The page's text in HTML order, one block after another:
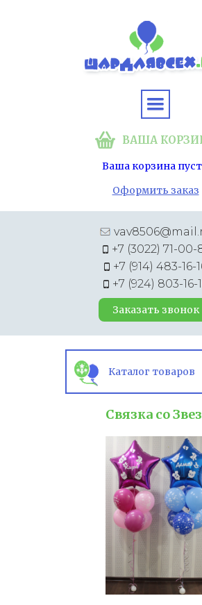
ВАША
Ваша корзина
Оформить заказ
+7 (3022) 71-00-
+7 (914) 483-16-
+7 (924) 803-16-
Заказать звонок
Каталог товаров
Связка со